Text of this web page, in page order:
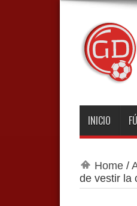
INICIO
Home/
de vestir la